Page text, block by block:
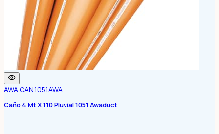
AWA.CAÑ.1051AWA
Caño 4 Mt X 110 Pluvial 1051 Awaduct